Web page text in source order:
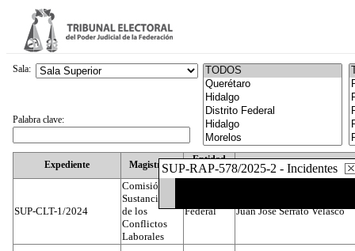
SUP-RAP-578/2025-2 - Incidentes
Expediente Magistrado
Entidad
Federativa
SUP-CLT-1/2024
Comisión
Sustanciadora
de los
Conflictos
Laborales
Federal Juan José Serrato Velasco
Sala:
Palabra clave: